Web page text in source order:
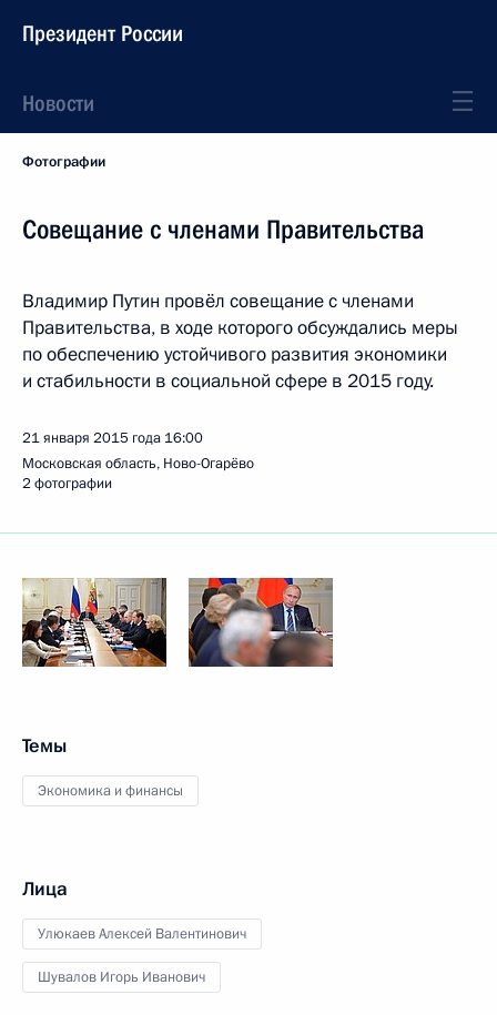
Президент России
Новости
Фотографии
Совещание с членами Правительства
Владимир Путин провёл совещание с членами
Правительства, в ходе которого обсуждались меры
по обеспечению устойчивого развития экономики
и стабильности в социальной сфере в 2015 году.
21 января 2015 года 16:00
Московская область, Ново-Огарёво
2 фотографии
Темы
Экономика и финансы
Лица
Улюкаев Алексей Валентинович
Шувалов Игорь Иванович